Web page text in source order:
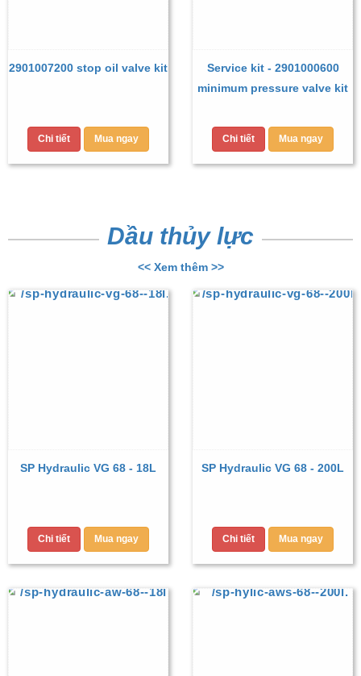
2901007200 stop oil valve kit
Chi tiết Mua ngay
Service kit - 2901000600
minimum pressure valve kit
Chi tiết Mua ngay
Dầu thủy lực
<< Xem thêm >>
SP Hydraulic VG 68 - 18L
Chi tiết Mua ngay
SP Hydraulic VG 68 - 200L
Chi tiết Mua ngay